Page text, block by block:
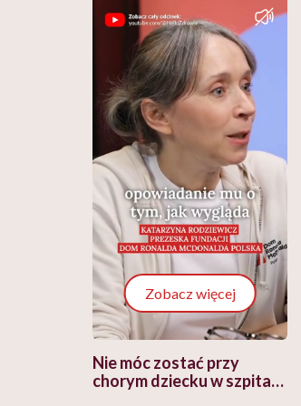
Zobacz więcej
Nie móc zostać przy
chorym dziecku w szpitalu